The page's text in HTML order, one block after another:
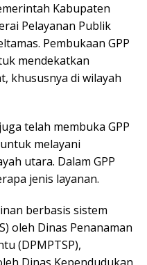
Kabupaten
Pelayanan Publik
Pembukaan GPP
mendekatkan
khususnya di wilayah
telah membuka GPP
melayani
utara. Dalam GPP
jenis layanan.
berbasis sistem
oleh Dinas Penanaman
(DPMPTSP),